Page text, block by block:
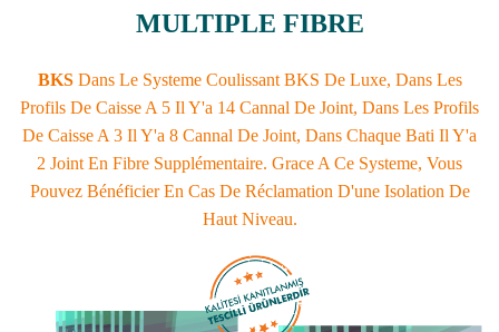
MULTIPLE FIBRE
BKS Dans Le Systeme Coulissant BKS De Luxe, Dans Les
Profils De Caisse A 5 Il Y'a 14 Cannal De Joint, Dans Les Profils
De Caisse A 3 Il Y'a 8 Cannal De Joint, Dans Chaque Bati Il Y'a
2 Joint En Fibre Supplémentaire. Grace A Ce Systeme, Vous
Pouvez Bénéficier En Cas De Réclamation D'une Isolation De
Haut Niveau.